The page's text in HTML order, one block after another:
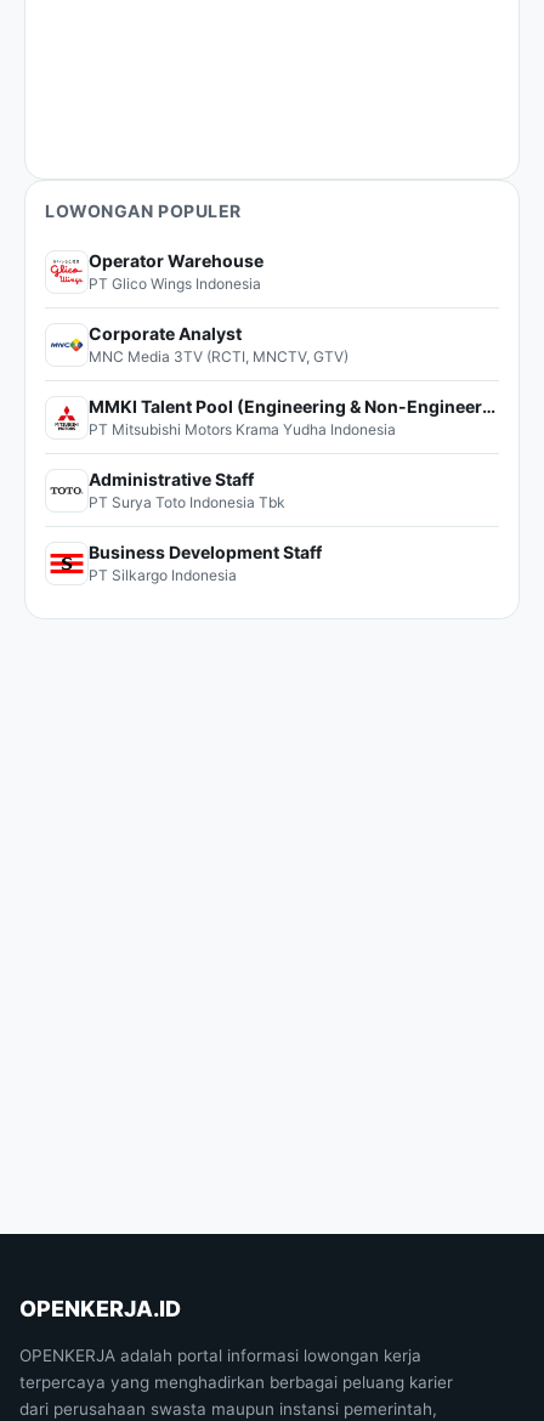
LOWONGAN POPULER
Operator Warehouse
PT Glico Wings Indonesia
Corporate Analyst
MNC Media 3TV (RCTI, MNCTV, GTV)
MMKI Talent Pool (Engineering & Non-Engineering)
PT Mitsubishi Motors Krama Yudha Indonesia
Administrative Staff
PT Surya Toto Indonesia Tbk
Business Development Staff
PT Silkargo Indonesia
OPENKERJA.ID
OPENKERJA adalah portal informasi lowongan kerja
terpercaya yang menghadirkan berbagai peluang karier
dari perusahaan swasta maupun instansi pemerintah,